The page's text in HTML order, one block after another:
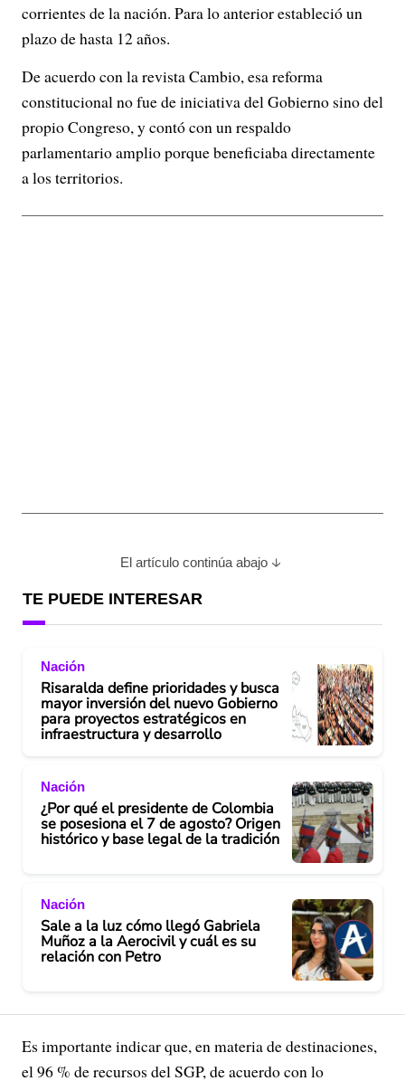
corrientes de la nación. Para lo anterior estableció un
plazo de hasta 12 años.
De acuerdo con la revista Cambio, esa reforma
constitucional no fue de iniciativa del Gobierno sino del
propio Congreso, y contó con un respaldo
parlamentario amplio porque beneficiaba directamente
a los territorios.
El artículo continúa abajo
TE PUEDE INTERESAR
Nación
Risaralda define prioridades y busca
mayor inversión del nuevo Gobierno
para proyectos estratégicos en
infraestructura y desarrollo
Nación
¿Por qué el presidente de Colombia
se posesiona el 7 de agosto? Origen
histórico y base legal de la tradición
Nación
Sale a la luz cómo llegó Gabriela
Muñoz a la Aerocivil y cuál es su
relación con Petro
Es importante indicar que, en materia de destinaciones,
el 96 % de recursos del SGP, de acuerdo con lo